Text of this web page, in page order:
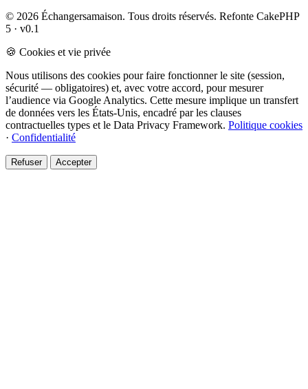
© 2026 Échangersamaison. Tous droits réservés. Refonte CakePHP
5 · v0.1
🍪 Cookies et vie privée
Nous utilisons des cookies pour faire fonctionner le site (session,
sécurité — obligatoires) et, avec votre accord, pour mesurer
l’audience via Google Analytics. Cette mesure implique un transfert
de données vers les États-Unis, encadré par les clauses
contractuelles types et le Data Privacy Framework. Politique cookies
· Confidentialité
Refuser Accepter